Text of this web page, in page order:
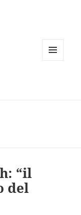
“il
del